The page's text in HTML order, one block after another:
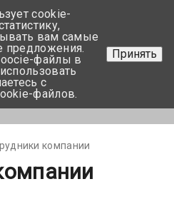
+375 17-350-99-56
+375 44-752-82-08
Задать вопрос
компании
cookie-
вам самые
предложения.
файлы в
с
файлов.
Принять